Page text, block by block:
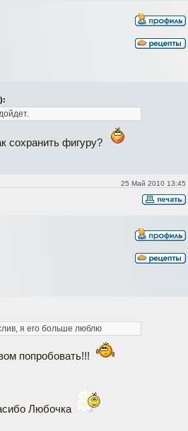
сохранить фигуру?
25 Май 2010 13:45
я его больше люблю
попробовать!!!
Любочка